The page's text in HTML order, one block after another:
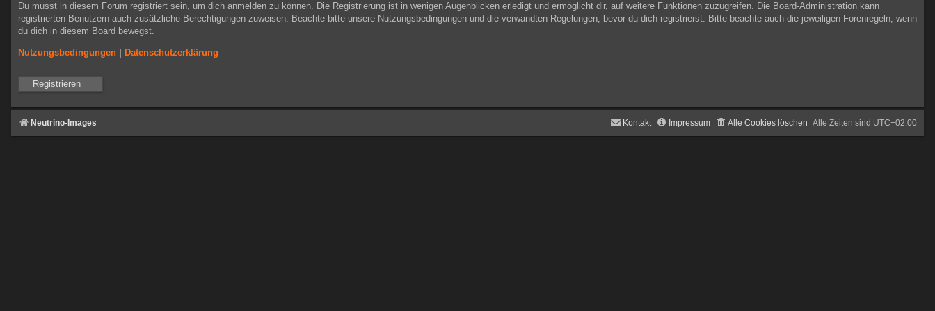
Du musst in diesem Forum registriert sein, um dich anmelden zu können. Die Registrierung ist in wenigen Augenblicken erledigt und ermöglicht dir, auf weitere Funktionen zuzugreifen. Die Board-Administration kann
registrierten Benutzern auch zusätzliche Berechtigungen zuweisen. Beachte bitte unsere Nutzungsbedingungen und die verwandten Regelungen, bevor du dich registrierst. Bitte beachte auch die jeweiligen Forenregeln, wenn
du dich in diesem Board bewegst.
Nutzungsbedingungen Datenschutzerklärung
Registrieren
Neutrino-Images Alle Zeiten sind UTC+02:00
Alle Cookies löschen
Impressum
Kontakt